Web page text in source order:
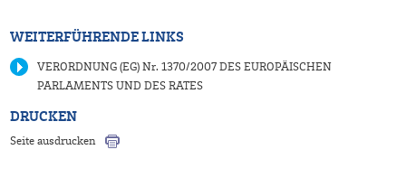
WEITERFÜHRENDE LINKS
VERORDNUNG (EG) Nr. 1370/2007 DES EUROPÄISCHEN
PARLAMENTS UND DES RATES
DRUCKEN
Seite ausdrucken